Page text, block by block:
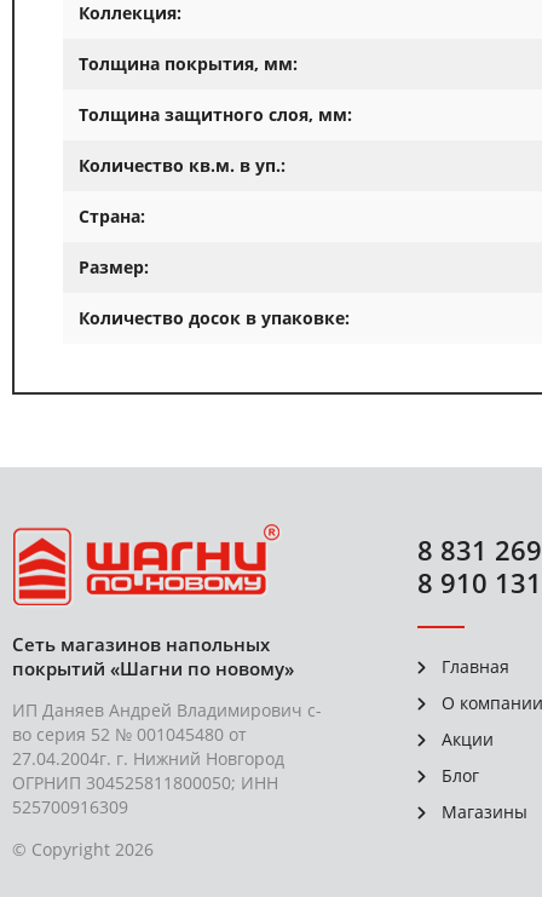
Коллекция:
Толщина покрытия, мм:
Толщина защитного слоя, мм:
Количество кв.м. в уп.:
Страна:
Размер:
Количество досок в упаковке:
Сеть магазинов напольных
покрытий «Шагни по новому»
ИП Даняев Андрей Владимирович с-
во серия 52 № 001045480 от
27.04.2004г. г. Нижний Новгород
ОГРНИП 304525811800050; ИНН
525700916309
© Copyright 2026
8 831
8 910
Главная
О компании
Акции
Блог
Магазины